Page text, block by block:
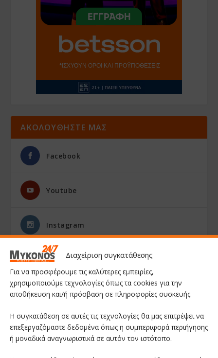
Διαχείριση συγκατάθεσης
Για να προσφέρουμε τις καλύτερες εμπειρίες,
χρησιμοποιούμε τεχνολογίες όπως τα cookies για την
αποθήκευση και/ή πρόσβαση σε πληροφορίες συσκευής.
Η συγκατάθεση σε αυτές τις τεχνολογίες θα μας επιτρέψει να
επεξεργαζόμαστε δεδομένα όπως η συμπεριφορά περιήγησης
ή μοναδικά αναγνωριστικά σε αυτόν τον ιστότοπο.
ΑΚΟΛΟΥΘΗΣΤΕ ΜΑΣ
Facebook
Youtube
Instagram